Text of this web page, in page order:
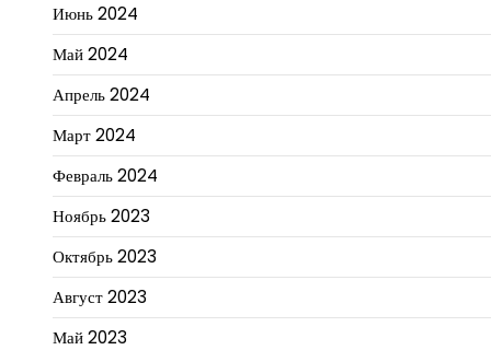
Июнь 2024
Май 2024
Апрель 2024
Март 2024
Февраль 2024
Ноябрь 2023
Октябрь 2023
Август 2023
Май 2023